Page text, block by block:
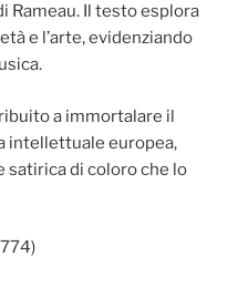
Rameau. Il testo esplora
e l’arte, evidenziando
a immortalare il
intellettuale europea,
satirica di coloro che lo